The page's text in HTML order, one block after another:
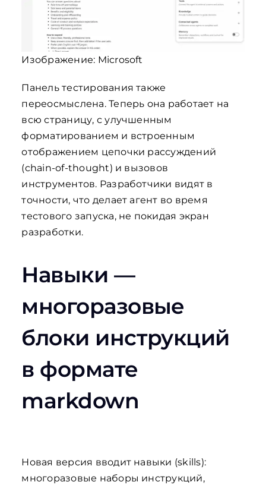
Изображение: Microsoft
Панель тестирования также
переосмыслена. Теперь она работает на
всю страницу, с улучшенным
форматированием и встроенным
отображением цепочки рассуждений
(chain-of-thought) и вызовов
инструментов. Разработчики видят в
точности, что делает агент во время
тестового запуска, не покидая экран
разработки.
Навыки —
многоразовые
блоки инструкций
в формате
markdown
Новая версия вводит навыки (skills):
многоразовые наборы инструкций,